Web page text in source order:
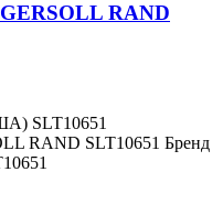
RAND
SLT10651
RAND SLT10651 Бренд